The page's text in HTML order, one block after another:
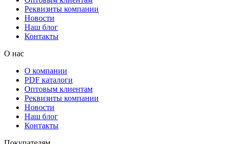
Реквизиты компании
Новости
Наш блог
Контакты
О нас
О компании
PDF каталоги
Оптовым клиентам
Реквизиты компании
Новости
Наш блог
Контакты